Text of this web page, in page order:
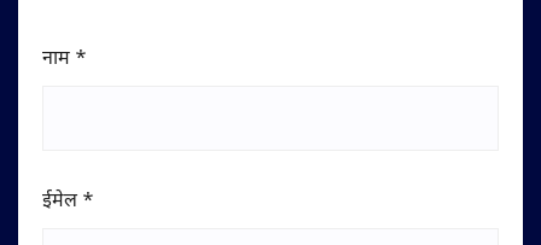
नाम *
ईमेल *